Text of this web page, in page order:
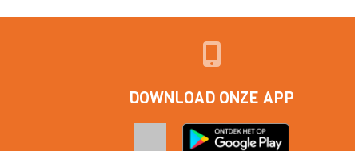
DOWNLOAD ONZE APP